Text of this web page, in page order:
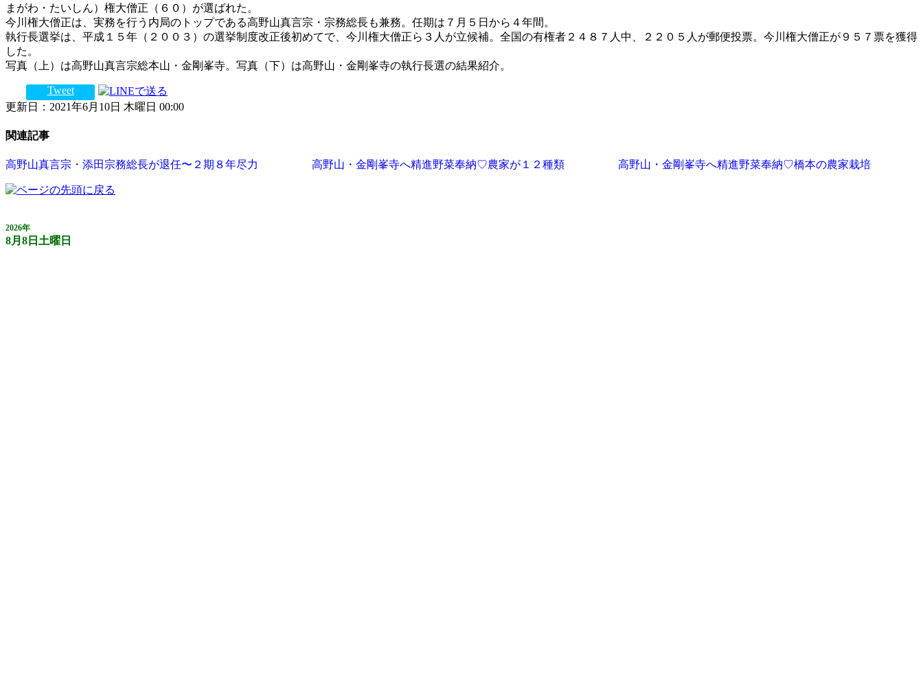
まがわ・たいしん）権大僧正（６０）が選ばれた。
今川権大僧正は、実務を行う内局のトップである高野山真言宗・宗務総長も兼務。任期は７月５日から４年間。
執行長選挙は、平成１５年（２００３）の選挙制度改正後初めてで、今川権大僧正ら３人が立候補。全国の有権者２４８７人中、２２０５人が郵便投票。今川権大僧正が９５７票を獲得
した。
写真（上）は高野山真言宗総本山・金剛峯寺。写真（下）は高野山・金剛峯寺の執行長選の結果紹介。
Tweet
更新日：2021年6月10日 木曜日 00:00
関連記事
高野山真言宗・添田宗務総長が退任〜２期８年尽力 高野山・金剛峯寺へ精進野菜奉納♡農家が１２種類 高野山・金剛峯寺へ精進野菜奉納♡橋本の農家栽培
2026年
8月8日土曜日